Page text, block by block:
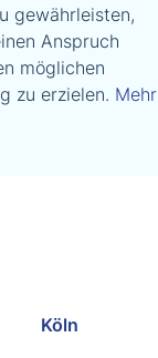
gewährleisten,
Anspruch
möglichen
zu erzielen. Mehr
Köln